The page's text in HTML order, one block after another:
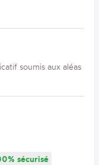
soumis aux aléas
sécurisé